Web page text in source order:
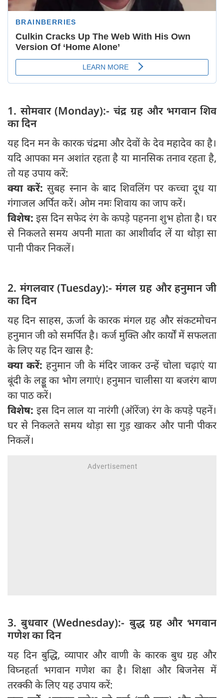
1. सोमवार (Monday):- चंद्र ग्रह और भगवान शिव
का दिन
यह दिन मन के कारक चंद्रमा और देवों के देव महादेव का है।
यदि आपका मन अशांत रहता है या मानसिक तनाव रहता है,
तो यह उपाय करें:
क्या करें: सुबह स्नान के बाद शिवलिंग पर कच्चा दूध या
गंगाजल अर्पित करें। ओम नमः शिवाय का जाप करें।
विशेष:इस दिन सफेद रंग के कपड़े पहनना शुभ होता है। घर
से निकलते समय अपनी माता का आशीर्वाद लें या थोड़ा सा
पानी पीकर निकलें।
2. मंगलवार (Tuesday):- मंगल ग्रह और हनुमान जी
का दिन
यह दिन साहस, ऊर्जा के कारक मंगल ग्रह और संकटमोचन
हनुमान जी को समर्पित है। कर्ज मुक्ति और कार्यों में सफलता
के लिए यह दिन खास है:
क्या करें: हनुमान जी के मंदिर जाकर उन्हें चोला चढ़ाएं या
बूंदी के लड्डू का भोग लगाएं। हनुमान चालीसा या बजरंग बाण
का पाठ करें।
विशेष: इस दिन लाल या नारंगी (ऑरेंज) रंग के कपड़े पहनें।
घर से निकलते समय थोड़ा सा गुड़ खाकर और पानी पीकर
निकलें।
3. बुधवार (Wednesday):- बुद्ध ग्रह और भगवान
गणेश का दिन
यह दिन बुद्धि, व्यापार और वाणी के कारक बुध ग्रह और
विघ्नहर्ता भगवान गणेश का है। शिक्षा और बिजनेस में
तरक्की के लिए यह उपाय करें: